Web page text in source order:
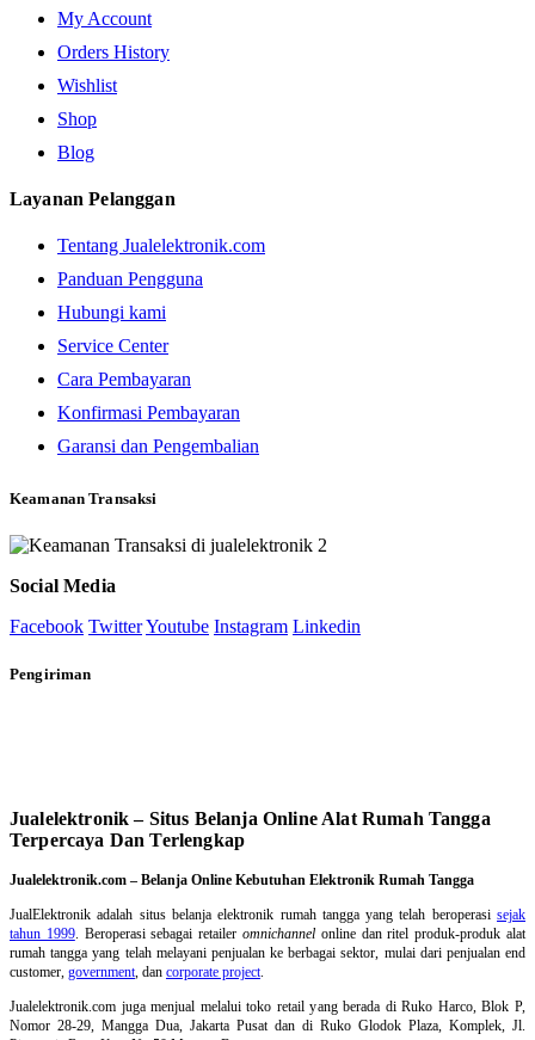
My Account
Orders History
Wishlist
Shop
Blog
Layanan Pelanggan
Tentang Jualelektronik.com
Panduan Pengguna
Hubungi kami
Service Center
Cara Pembayaran
Konfirmasi Pembayaran
Garansi dan Pengembalian
Keamanan Transaksi
Social Media
Facebook TwitterYoutube Instagram Linkedin
Pengiriman
Jualelektronik – Situs Belanja Online Alat Rumah Tangga
Terpercaya Dan Terlengkap
Jualelektronik.com – Belanja Online Kebutuhan Elektronik Rumah Tangga
JualElektronik adalah situs belanja elektronik rumah tanggayang telah beroperasisejak
tahun 1999. Beroperasi sebagai retaileromnichannel online dan ritel produk-produk alat
rumah tangga yang telah melayani penjualan ke berbagai sektor, mulai dari penjualan end
customer, government , dan corporate project
Jualelektronik.com juga menjual melalui toko retail yang berada di Ruko Harco, Blok P,
Nomor 28-29, Mangga Dua, Jakarta Pusat dan di Ruko Glodok Plaza, Komplek, Jl.